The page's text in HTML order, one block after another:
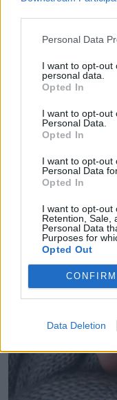
Personal Data
I want to opt-out
personal data.
Opted In
I want to opt-out
Personal Data.
Opted In
I want to opt-out
Personal Data
Opted In
I want to opt-out
Retention, Sale,
Personal Data
Purposes for
Opted Out
CONFIRM
Data Deletion
DZEMDĪBAS
Tiek virzīti likuma
paredzēts mainīt?